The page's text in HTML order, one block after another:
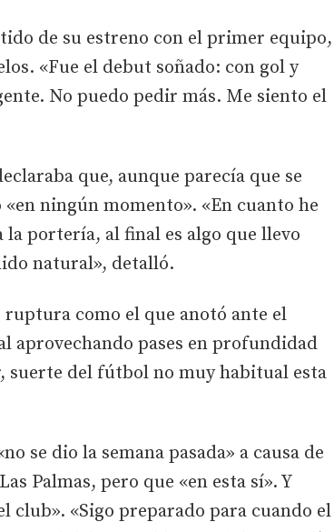
de su estreno con el primer equipo,
«Fue el debut soñado: con gol y
No puedo pedir más. Me siento el
que, aunque parecía que se
ningún momento». «En cuanto he
portería, al final es algo que llevo
natural», detalló.
ruptura como el que anotó ante el
aprovechando pases en profundidad
suerte del fútbol no muy habitual esta
se dio la semana pasada» a causa de
Palmas, pero que «en esta sí». Y
club». «Sigo preparado para cuando el